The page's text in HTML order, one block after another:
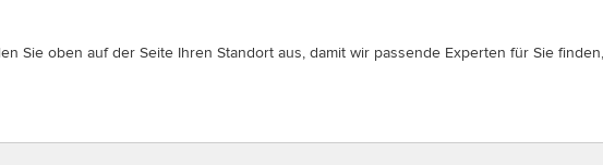
Sie oben auf der Seite Ihren Standort aus, damit wir passende Experten für Sie